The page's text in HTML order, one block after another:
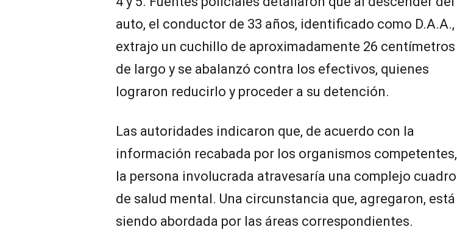
auto, el conductor de 33 años, identificado como D.A.A.,
extrajo un cuchillo de aproximadamente 26 centímetros
de largo y se abalanzó contra los efectivos, quienes
lograron reducirlo y proceder a su detención.
Las autoridades indicaron que, de acuerdo con la
información recabada por los organismos competentes,
la persona involucrada atravesaría una complejo cuadro
de salud mental. Una circunstancia que, agregaron, está
siendo abordada por las áreas correspondientes.